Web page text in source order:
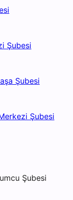
Şubesi
Şubesi
Şubesi
Şubesi